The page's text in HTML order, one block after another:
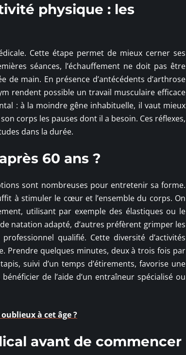
physique : les
Cette étape permet de mieux cerner ses
séances, l’échauffement ne doit pas être
main. En présence d’antécédents d’arthrose
rendent possible un travail musculaire efficace
: à la moindre gêne inhabituelle, il vaut mieux
corps les pauses dont il a besoin. Ces réflexes,
dans la durée.
60 ans ?
sont nombreuses pour entretenir sa forme.
à stimuler le cœur et l’ensemble du corps. On
utilisant par exemple des élastiques ou le
natation adapté, d’autres préfèrent grimper les
qualifié. Cette diversité d’activités
Prendre quelques minutes, deux à trois fois par
suivi d’un temps d’étirements, favorise une
de l’aide d’un entraîneur spécialisé ou
à cet âge ?
avant de commencer